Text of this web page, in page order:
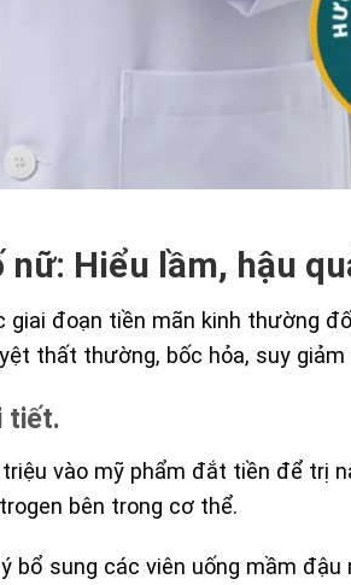
Hiểu lầm, hậu
đoạn tiền mãn kinh thường
thất thường, bốc hỏa, suy giảm
tiết.
vào mỹ phẩm đắt tiền để trị
bên trong cơ thể.
bổ sung các viên uống mầm đậu